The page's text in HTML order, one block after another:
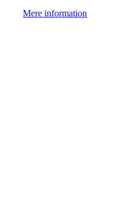
Mere information